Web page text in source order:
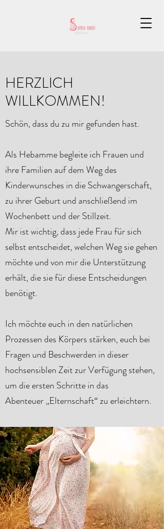
HERZLICH
WILLKOMMEN!
Schön, dass du zu mir gefunden hast.
Als Hebamme begleite ich Frauen und
ihre Familien auf dem Weg des
Kinderwunsches in die Schwangerschaft,
zu ihrer Geburt und anschließend im
Wochenbett und der Stillzeit.
Mir ist wichtig, dass jede Frau für sich
selbst entscheidet, welchen Weg sie gehen
möchte und von mir die Unterstützung
erhält, die sie für diese Entscheidungen
benötigt.
Ich möchte euch in den natürlichen
Prozessen des Körpers stärken, euch bei
Fragen und Beschwerden in dieser
hochsensiblen Zeit zur Verfügung stehen,
um die ersten Schritte in das
Abenteuer „Elternschaft“ zu erleichtern.